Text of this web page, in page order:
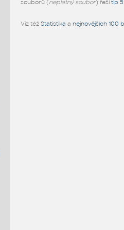
souborů (neplatný soubor) řešítip
Viz též Statistika a nejnovějších 100